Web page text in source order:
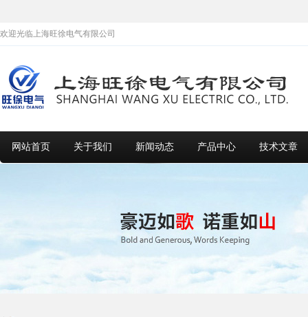
欢迎光临上海旺徐电气有限公司
网站首页 关于我们 新闻动态 产品中心 技术文章